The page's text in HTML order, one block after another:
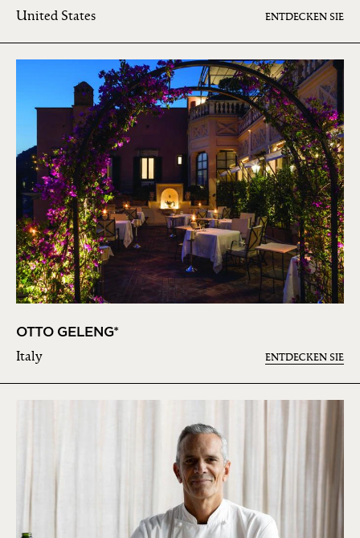
United States ENTDECKEN SIE
OTTO GELENG*
Italy ENTDECKEN SIE